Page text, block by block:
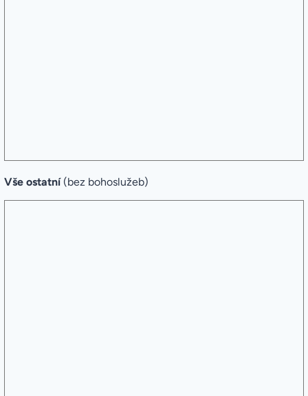
Vše ostatní (bez bohoslužeb)